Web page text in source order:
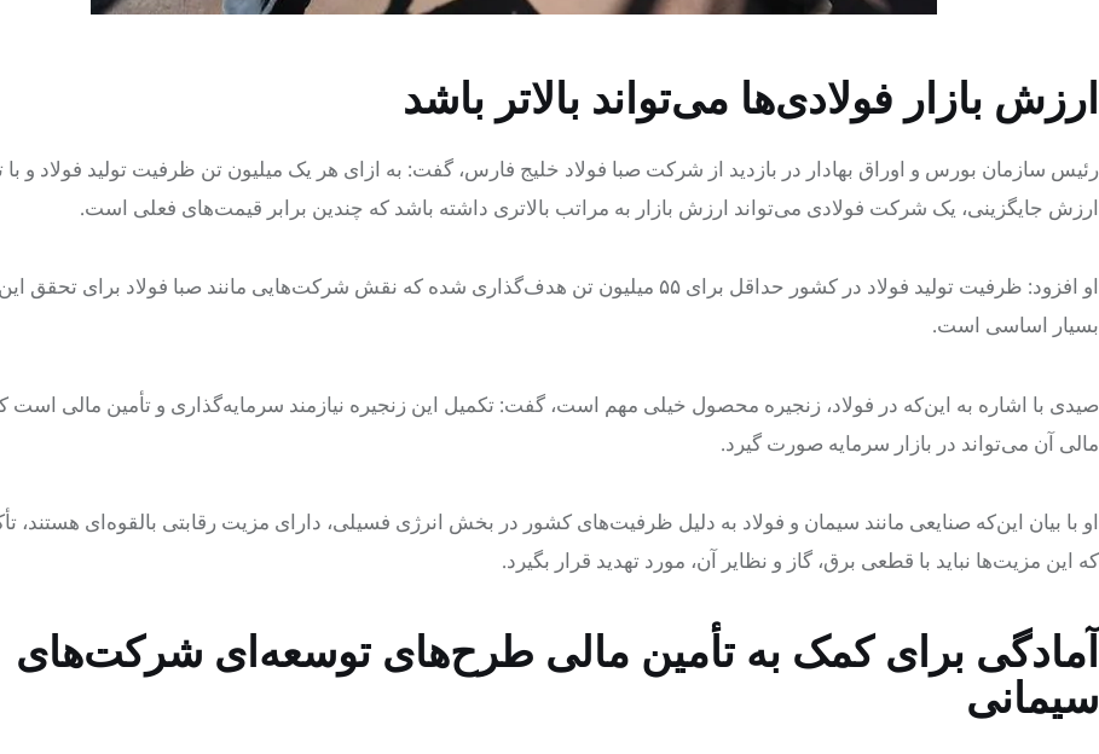
ارزش بازار فولادی‌ها می‌تواند بالاتر باشد
رئیس سازمان بورس و اوراق بهادار در بازدید از شرکت صبا فولاد خلیج فارس، گفت: به ازای هر یک میلیون تن ظرفیت تولید فولاد و با
ارزش جایگزینی، یک شرکت فولادی می‌تواند ارزش بازار به مراتب بالاتری داشته باشد که چندین برابر قیمت‌های فعلی است.
او افزود: ظرفیت تولید فولاد در کشور حداقل برای ۵۵ میلیون تن هدف‌گذاری شده که نقش شرکت‌هایی مانند صبا فولاد برای
بسیار اساسی است.
صیدی با اشاره به این‌که در فولاد، زنجیره‌ محصول خیلی مهم است، گفت: ‌تکمیل این زنجیره نیازمند سرمایه‌گذاری و تأمین مالی است
مالی آن می‌تواند در بازار سرمایه صورت گیرد.
او با بیان این‌که صنایعی مانند سیمان و فولاد به دلیل ظرفیت‌های کشور در بخش انرژی فسیلی، دارای مزیت رقابتی بالقوه‌ای هستند،
که این مزیت‌ها نباید با قطعی برق، گاز و نظایر آن، مورد تهدید قرار بگیرد.
آمادگی برای کمک به تأمین مالی طرح‌های توسعه‌ای شرکت‌های
سیمانی